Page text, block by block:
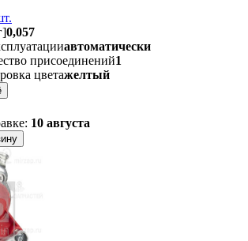
0,057
автоматически
присоединений1
цветажелтый
10 августа